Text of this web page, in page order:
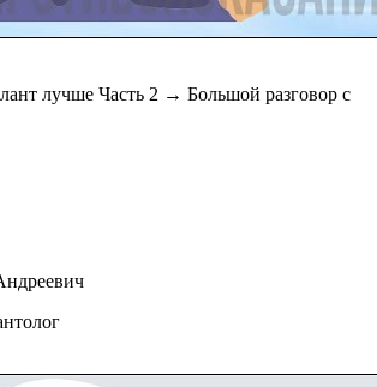
лучше Часть 2 → Большой разговор с